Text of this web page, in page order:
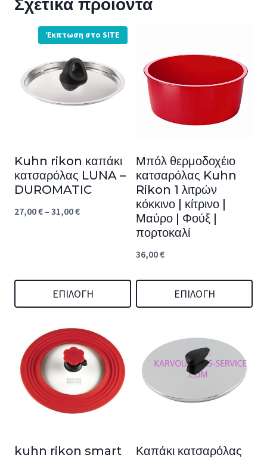
Σχετικά προϊόντα
Έκπτωση στο SITE
Kuhn rikon καπάκι
κατσαρόλας LUNA –
DUROMATIC
27,00€ – 31,00€Price
ΕΠΙΛΟΓΉ
προϊόν
έχει
πολλαπλές
παραλλαγές.
επιλογές
Μπόλ θερμοδοχέιο
κατσαρόλας Kuhn
Rikon 1 λιτρών
κόκκινο | κίτρινο |
Μαύρο | Φούξ |
πορτοκαλί
36,00€
ΕΠΙΛΟΓΉ
προϊόν
έχει
πολλαπλές
επιλογές
kuhn rikon smart
Καπάκι κατσαρόλας